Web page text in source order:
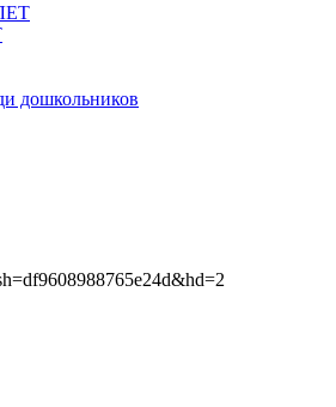
дошкольников